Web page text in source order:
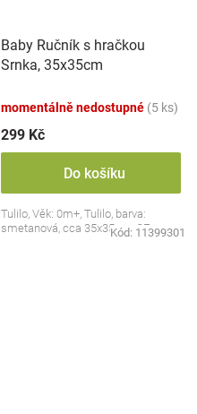
Baby Ručník s hračkou
Srnka, 35x35cm
momentálně nedostupné (5 ks)
299 Kč
Do košíku
Tulilo, Věk: 0m+, Tulilo, barva:
smetanová, cca 35x35cm, CE
Kód: 11399301